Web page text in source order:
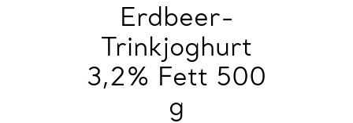
Erdbeer-
Trinkjoghurt
3,2% Fett 500
g